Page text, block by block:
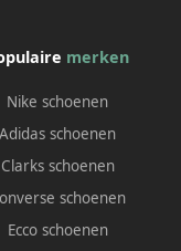
merken
Nike schoenen
Adidas schoenen
Clarks schoenen
schoenen
Ecco schoenen